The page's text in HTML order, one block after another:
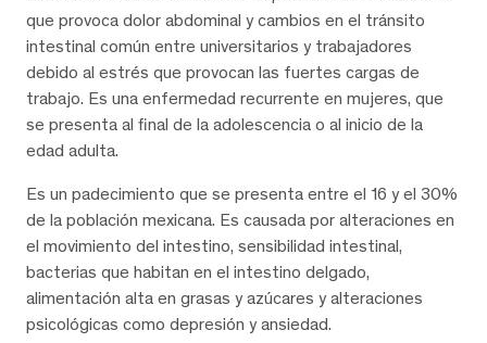
que provoca dolor abdominal y cambios en el tránsito
intestinal común entre universitarios y trabajadores
debido al estrés que provocan las fuertes cargas de
trabajo. Es una enfermedad recurrente en mujeres, que
se presenta al final de la adolescencia o al inicio de la
edad adulta.
Es un padecimiento que se presenta entre el 16 y el 30%
de la población mexicana. Es causada por alteraciones en
el movimiento del intestino, sensibilidad intestinal,
bacterias que habitan en el intestino delgado,
alimentación alta en grasas y azúcares y alteraciones
psicológicas como depresión y ansiedad.